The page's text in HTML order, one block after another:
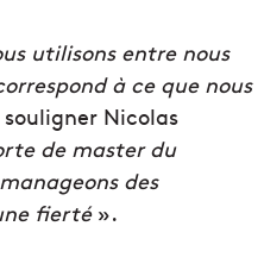
utilisons entre nous
à ce que nous
souligner Nicolas
de master du
des
fierté».